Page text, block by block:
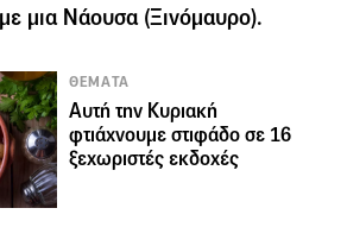
μια Νάουσα (Ξινόμαυρο).
ΘΕΜΑΤΑ
Αυτή την Κυριακή
φτιάχνουμε στιφάδο σε 16
ξεχωριστές εκδοχές